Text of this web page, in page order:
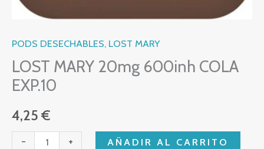
PODS DESECHABLES, LOST MARY
LOST MARY 20mg 600inh COLA
EXP.10
4,25 €
- + AÑADIR AL CARRITO